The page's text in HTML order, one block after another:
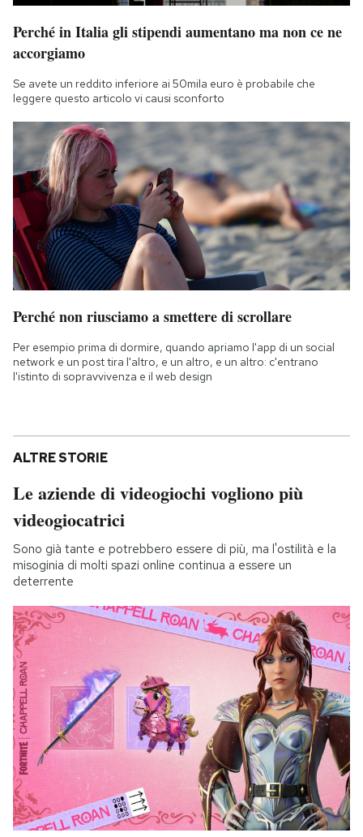
Perché in Italia gli stipendi aumentano ma non ce ne
accorgiamo
Se avete un reddito inferiore ai 50mila euro è probabile che
leggere questo articolo vi causi sconforto
Perché non riusciamo a smettere di scrollare
Per esempio prima di dormire, quando apriamo l'app di un social
network e un post tira l'altro, e un altro, e un altro: c'entrano
l'istinto di sopravvivenza e il web design
ALTRE STORIE
Le aziende di videogiochi vogliono più
videogiocatrici
Sono già tante e potrebbero essere di più, ma l'ostilità e la
misoginia di molti spazi online continua a essere un
deterrente